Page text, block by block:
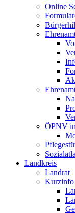
Online
ÖPNV
Landkreis
Landrat
Kurzinfo